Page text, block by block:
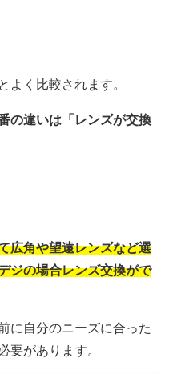
よく比較されます。
の違いは「レンズが交換
広角や望遠レンズなど選
ジの場合レンズ交換がで
に自分のニーズに合った
要があります。